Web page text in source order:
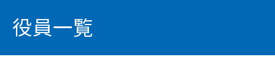
役員一覧